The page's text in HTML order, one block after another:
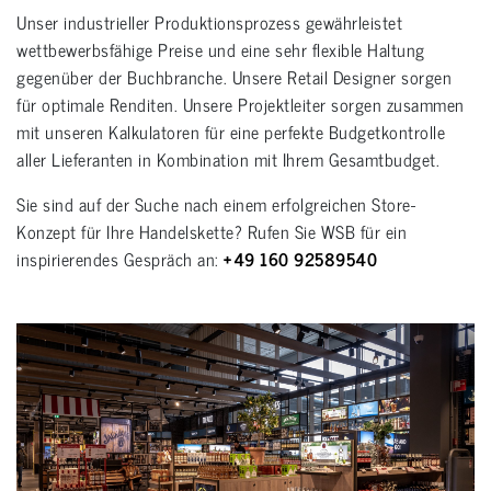
Unser industrieller Produktionsprozess gewährleistet
wettbewerbsfähige Preise und eine sehr flexible Haltung
gegenüber der Buchbranche. Unsere Retail Designer sorgen
für optimale Renditen. Unsere Projektleiter sorgen zusammen
mit unseren Kalkulatoren für eine perfekte Budgetkontrolle
aller Lieferanten in Kombination mit Ihrem Gesamtbudget.
Sie sind auf der Suche nach einem erfolgreichen Store-
Konzept für Ihre Handelskette? Rufen Sie WSB für ein
inspirierendes Gespräch an: +49 160 92589540